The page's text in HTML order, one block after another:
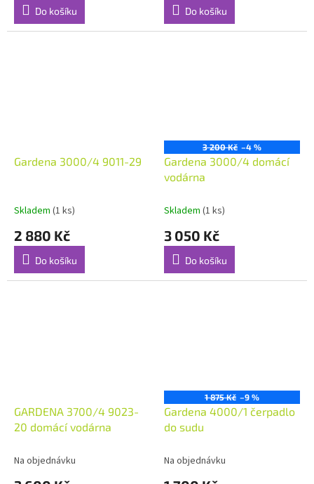
Do košíku Do košíku
Gardena 3000/4 9011-29
Skladem (1 ks)
2 880 Kč
Do košíku
3 200 Kč –4 %
Gardena 3000/4 domácí
vodárna
Skladem (1 ks)
3 050 Kč
Do košíku
GARDENA 3700/4 9023-
20 domácí vodárna
Na objednávku
1 875 Kč –9 %
Gardena 4000/1 čerpadlo
do sudu
Na objednávku